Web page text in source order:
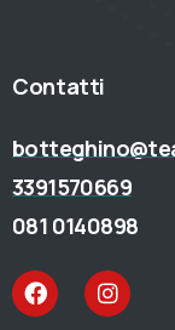
Contatti
3391570669
081 0140898